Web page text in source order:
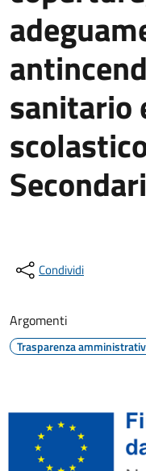
sanitario
Condividi
Argomenti
Trasparenza